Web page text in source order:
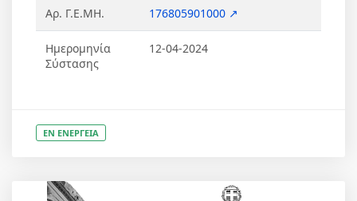
Αρ. Γ.Ε.ΜΗ. 176805901000 ↗
Ημερομηνία
Σύστασης
12-04-2024
ΕΝ ΕΝΕΡΓΕΙΑ